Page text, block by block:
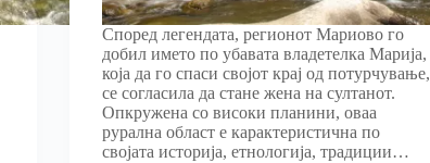
Според легендата, регионот Мариово го
добил името по убавата владетелка Марија,
која да го спаси својот крај од потурчување,
се согласила да стане жена на султанот.
Опкружена со високи планини, оваа
рурална област е карактеристична по
својата историја, етнологија, традиции…